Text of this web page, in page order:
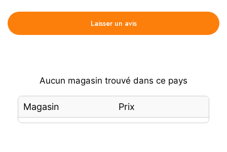
Laisser un avis
Aucun magasin trouvé dans ce pays
Magasin Prix